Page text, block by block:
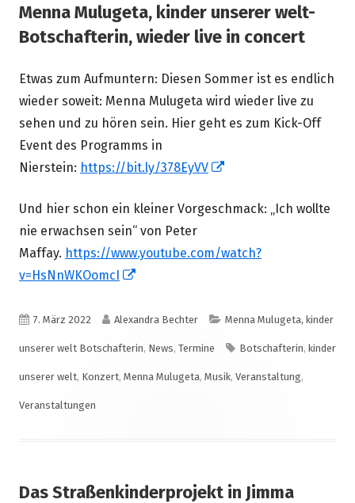
Menna Mulugeta, kinder unserer welt-
Botschafterin, wieder live in concert
Etwas zum Aufmuntern: Diesen Sommer ist es endlich
wieder soweit: Menna Mulugeta wird wieder live zu
sehen und zu hören sein. Hier geht es zum Kick-Off
Event des Programms in
Nierstein: https://bit.ly/378EyVV
Fenster
Und hier schon ein kleiner Vorgeschmack: „Ich wollte
nie erwachsen sein“ von Peter
Maffay. https://www.youtube.com/watch?
v=HsNnWKOomcI
Fenster
öffnen
Veröffentlicht
am
7. März 2022 Autor
Alexandra Bechter Kategorien
Menna Mulugeta, kinder
unserer welt Botschafterin, News, Termine Schlagwörter
Botschafterin, kinder
unserer welt, Konzert, Menna Mulugeta, Musik, Veranstaltung,
Veranstaltungen
Das Straßenkinderprojekt in Jimma